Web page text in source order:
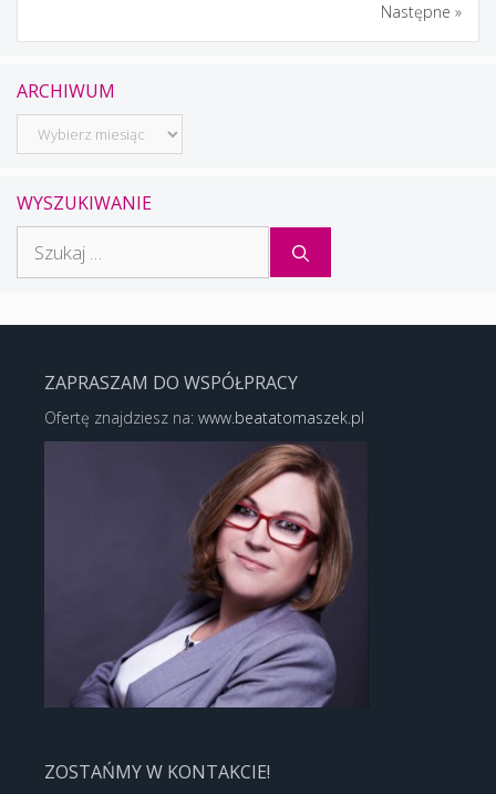
Następne »
ARCHIWUM
Archiwum
WYSZUKIWANIE
ZAPRASZAM DO WSPÓŁPRACY
Ofertę znajdziesz na: www.beatatomaszek.pl
ZOSTAŃMY W KONTAKCIE!